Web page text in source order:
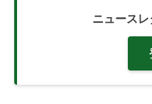
ニュース